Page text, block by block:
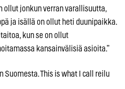
ollut jonkun verran varallisuutta,
ja isällä on ollut heti duunipaikka.
kun se on ollut
kansainvälisiä asioita.”
This is what I call reilu